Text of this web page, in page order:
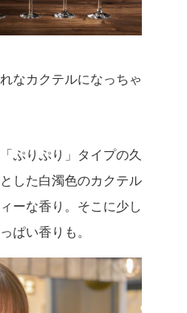
なカクテルになっちゃ
ぷりぷり」タイプの久
した白濁色のカクテル
ーな香り。そこに少し
ぱい香りも。